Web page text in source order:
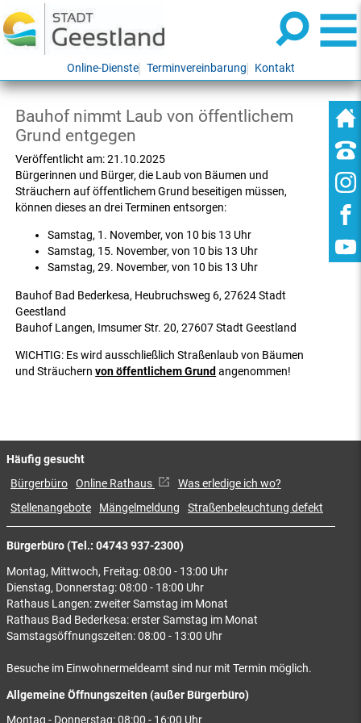
Online-Dienste Terminvereinbarung Kontakt
Bauhof nimmt Laub von öffentlichem
Grund entgegen
Veröffentlicht am:21.10.2025
Bürgerinnen und Bürger, die Laub von Bäumen und
Sträuchern auf öffentlichem Grund beseitigen müssen,
können dieses an drei Terminen entsorgen:
Samstag, 1. November, von 10 bis 13 Uhr
Samstag, 15. November, von 10 bis 13 Uhr
Samstag, 29. November, von 10 bis 13 Uhr
Bauhof Bad Bederkesa, Heubruchsweg 6, 27624 Stadt
Geestland
Bauhof Langen, Imsumer Str. 20, 27607 Stadt Geestland
WICHTIG: Es wird ausschließlich Straßenlaub von Bäumen
und Sträuchernvon öffentlichem Grund angenommen!
Bürgerbüro (Tel.: 04743 937-2300)
Montag, Mittwoch, Freitag: 08:00 - 13:00 Uhr
Dienstag, Donnerstag: 08:00 - 18:00 Uhr
Rathaus Langen: zweiter Samstag im Monat
Rathaus Bad Bederkesa: erster Samstag im Monat
Samstagsöffnungszeiten: 08:00 - 13:00 Uhr
Besuche im Einwohnermeldeamt sind nur mit Termin möglich.
Allgemeine Öffnungszeiten (außer Bürgerbüro)
Häufig gesucht
Bürgerbüro Online Rathaus
Was erledige ich wo?
Stellenangebote
Mängelmeldung Straßenbeleuchtung defekt